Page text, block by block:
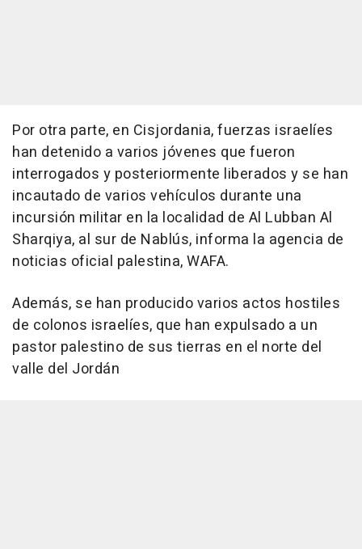
Por otra parte, en Cisjordania, fuerzas israelíes
han detenido a varios jóvenes que fueron
interrogados y posteriormente liberados y se han
incautado de varios vehículos durante una
incursión militar en la localidad de Al Lubban Al
Sharqiya, al sur de Nablús, informa la agencia de
noticias oficial palestina, WAFA.
Además, se han producido varios actos hostiles
de colonos israelíes, que han expulsado a un
pastor palestino de sus tierras en el norte del
valle del Jordán